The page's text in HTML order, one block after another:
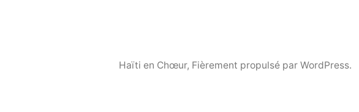
Haïti en Chœur, Fièrement propulsé par WordPress.